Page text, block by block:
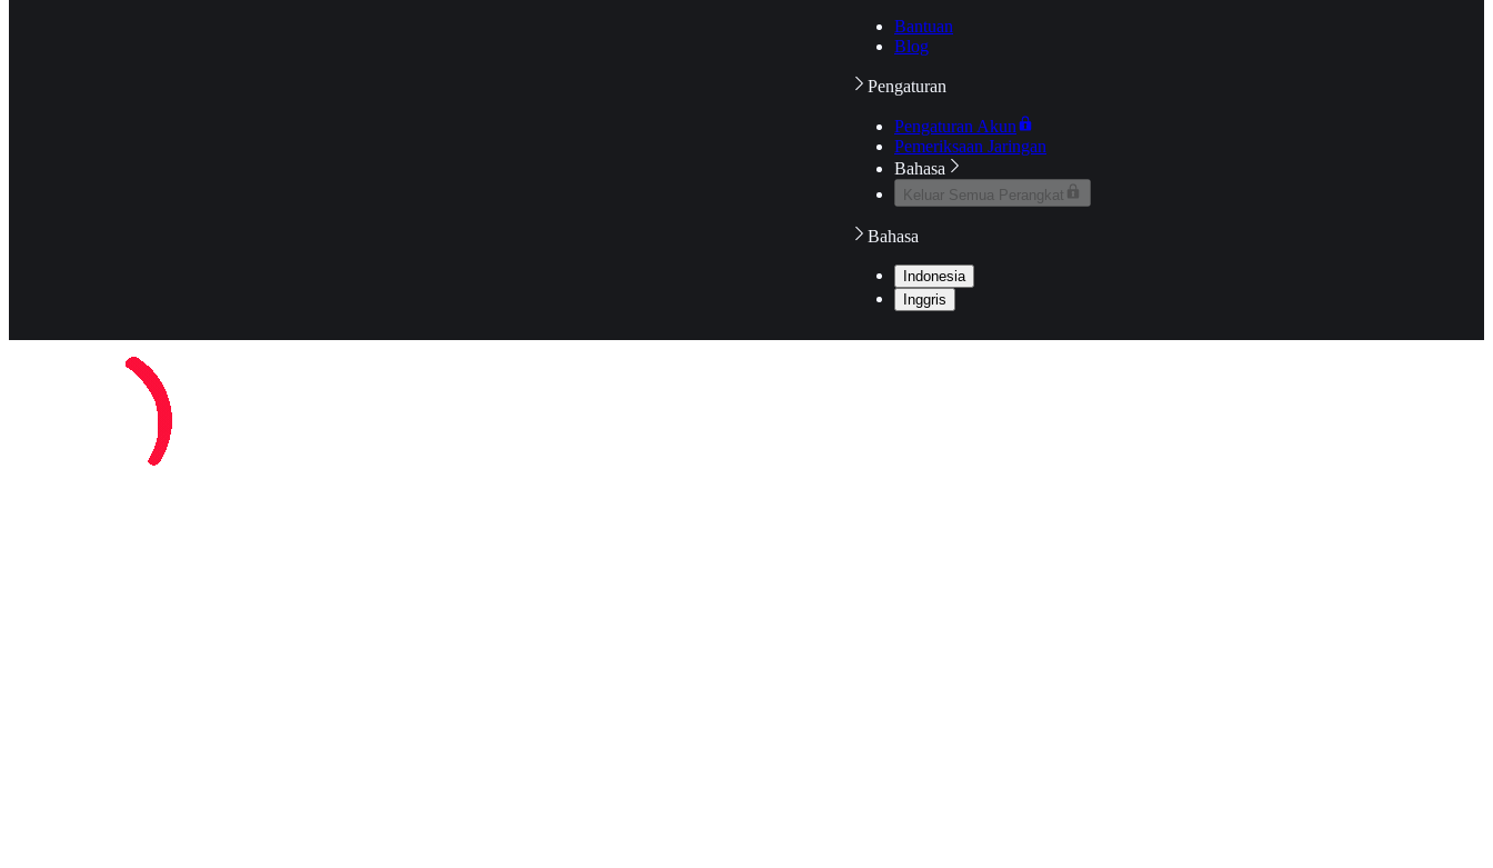
Bantuan
Blog
Pengaturan
Pengaturan Akun
Pemeriksaan Jaringan
Bahasa
Keluar Semua Perangkat
Bahasa
Indonesia
Inggris